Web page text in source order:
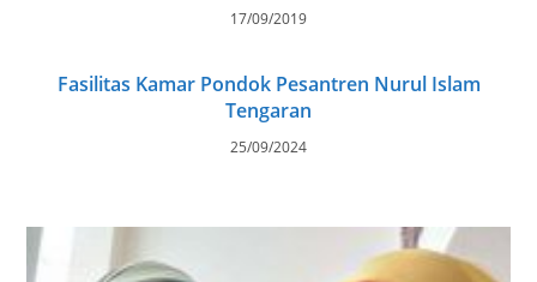
17/09/2019
Fasilitas Kamar Pondok Pesantren Nurul Islam
Tengaran
25/09/2024